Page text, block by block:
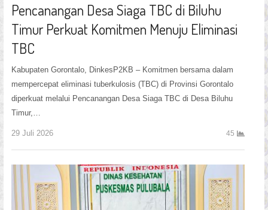
Pencanangan Desa Siaga TBC di Biluhu
Timur Perkuat Komitmen Menuju Eliminasi
TBC
Kabupaten Gorontalo, DinkesP2KB – Komitmen bersama dalam
mempercepat eliminasi tuberkulosis (TBC) di Provinsi Gorontalo
diperkuat melalui Pencanangan Desa Siaga TBC di Desa Biluhu
Timur,…
29 Juli 2026 45